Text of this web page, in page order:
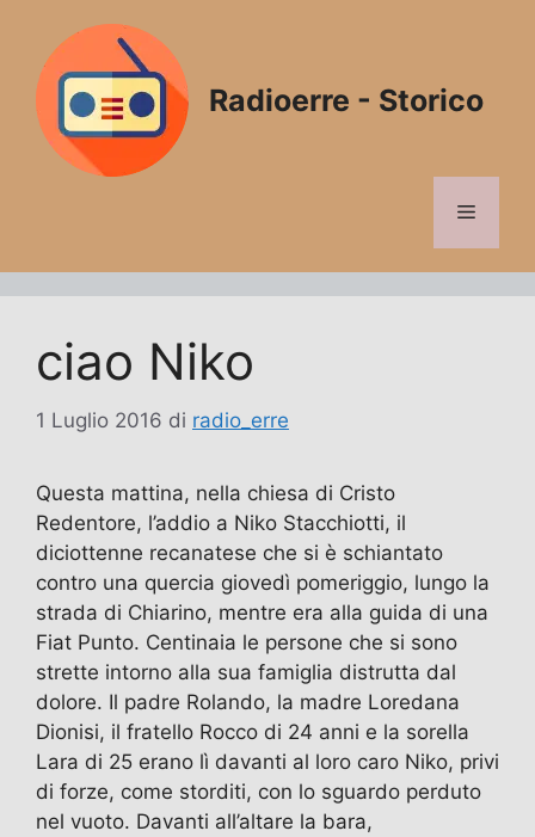
contenuto
Radioerre - Storico
Menu
ciao Niko
1 Luglio 2016 di radio_erre
Questa mattina, nella chiesa di Cristo
Redentore, l’addio a Niko Stacchiotti, il
diciottenne recanatese che si è schiantato
contro una quercia giovedì pomeriggio, lungo la
strada di Chiarino, mentre era alla guida di una
Fiat Punto. Centinaia le persone che si sono
strette intorno alla sua famiglia distrutta dal
dolore. Il padre Rolando, la madre Loredana
Dionisi, il fratello Rocco di 24 anni e la sorella
Lara di 25 erano lì davanti al loro caro Niko, privi
di forze, come storditi, con lo sguardo perduto
nel vuoto. Davanti all’altare la bara,